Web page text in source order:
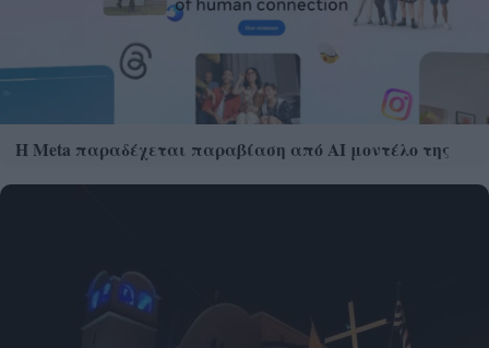
Η Meta παραδέχεται παραβίαση από AI μοντέλο της